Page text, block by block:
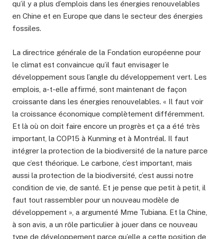
qu’il y a plus d’emplois dans les énergies renouvelables
en Chine et en Europe que dans le secteur des énergies
fossiles.
La directrice générale de la Fondation européenne pour
le climat est convaincue qu’il faut envisager le
développement sous l’angle du développement vert. Les
emplois, a-t-elle affirmé, sont maintenant de façon
croissante dans les énergies renouvelables. « Il faut voir
la croissance économique complètement différemment.
Et là où on doit faire encore un progrès et ça a été très
important, la COP15 à Kunming et à Montréal. Il faut
intégrer la protection de la biodiversité de la nature parce
que c’est théorique. Le carbone, c’est important, mais
aussi la protection de la biodiversité, c’est aussi notre
condition de vie, de santé. Et je pense que petit à petit, il
faut tout rassembler pour un nouveau modèle de
développement », a argumenté Mme Tubiana. Et la Chine,
à son avis, a un rôle particulier à jouer dans ce nouveau
type de développement parce qu’elle a cette position de